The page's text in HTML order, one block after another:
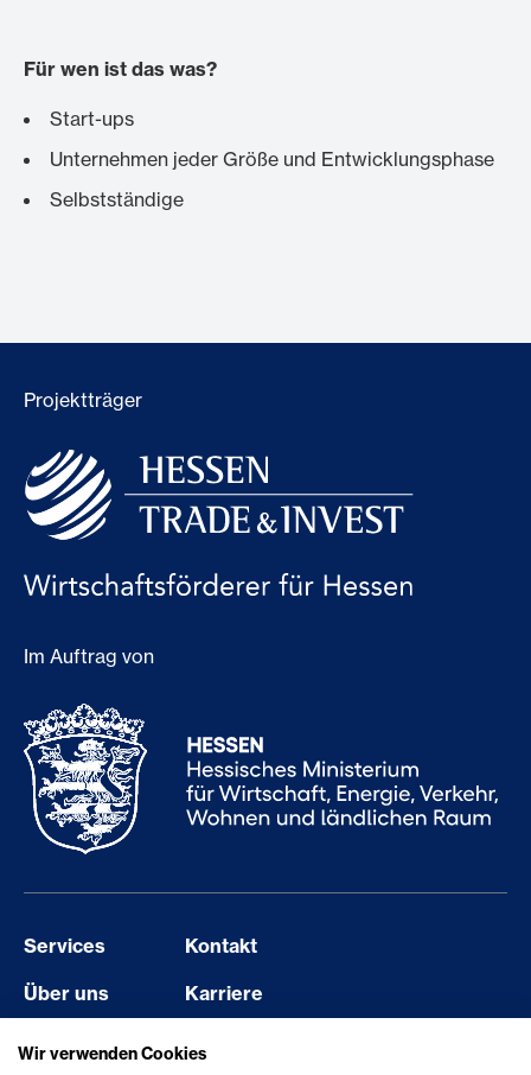
Für wen ist das was?
Start-ups
Unternehmen jeder Größe und Entwicklungsphase
Selbstständige
Projektträger
Im Auftrag von
Services
Kontakt
Über uns
Karriere
Events
Barriere melden
Wir verwenden Cookies